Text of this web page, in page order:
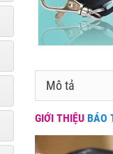
Mô tả
GIỚI THIỆU BÁO